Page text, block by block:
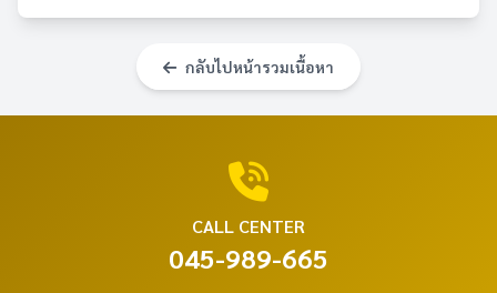
กลับไปหน้ารวมเนื้อหา
CALL CENTER
045-989-665